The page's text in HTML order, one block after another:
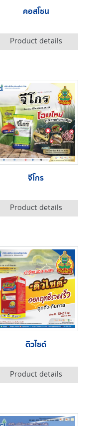
คอสโซน
Product details
จีโกร
Product details
ดิวไซด์
Product details